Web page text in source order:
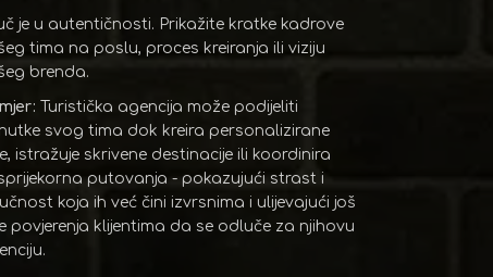
je u autentičnosti. Prikažite kratke kadrove
tima na poslu, proces kreiranja ili viziju
brenda.
Turistička agencija može podijeliti
svog tima dok kreira personalizirane
istražuje skrivene destinacije ili koordinira
putovanja - pokazujući strast i
koja ih već čini izvrsnima i ulijevajući još
povjerenja klijentima da se odluče za njihovu